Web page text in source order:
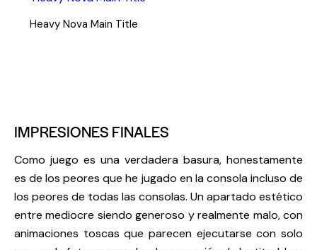
Heavy Nova Main Title
IMPRESIONES FINALES
Como juego es una verdadera basura, honestamente
es de los peores que he jugado en la consola incluso de
los peores de todas las consolas. Un apartado estético
entre mediocre siendo generoso y realmente malo, con
animaciones toscas que parecen ejecutarse con solo